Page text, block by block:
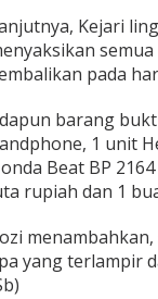
n
g
B
k
M
i
i
k
K
Kejari
pada
barang
1 unit
Beat BP
rupiah dan 1
yang terlampir